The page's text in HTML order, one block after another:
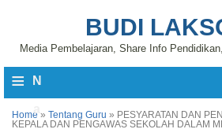
BUDI
Media Pembelajaran, Share Info
≡ N
Home » Tentang Guru » PESYARATAN DAN
KEPALA DAN PENGAWAS SEKOLAH DALAM